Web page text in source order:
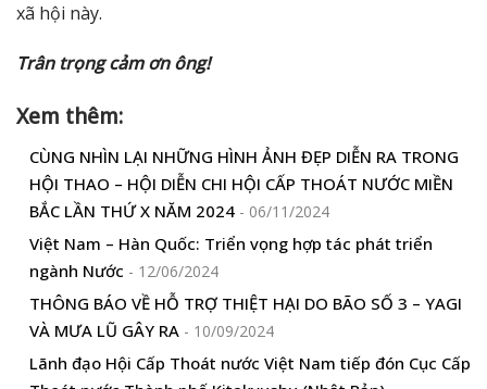
xã hội này.
Trân trọng cảm ơn ông!
Xem thêm:
CÙNG NHÌN LẠI NHỮNG HÌNH ẢNH ĐẸP DIỄN RA TRONG
HỘI THAO – HỘI DIỄN CHI HỘI CẤP THOÁT NƯỚC MIỀN
BẮC LẦN THỨ X NĂM 2024 - 06/11/2024
Việt Nam – Hàn Quốc: Triển vọng hợp tác phát triển
ngành Nước - 12/06/2024
THÔNG BÁO VỀ HỖ TRỢ THIỆT HẠI DO BÃO SỐ 3 – YAGI
VÀ MƯA LŨ GÂY RA - 10/09/2024
Lãnh đạo Hội Cấp Thoát nước Việt Nam tiếp đón Cục Cấp